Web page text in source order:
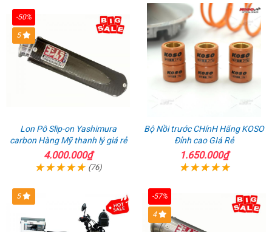
-50%
5
Lon Pô Slip-on Yashimura
carbon Hàng Mỹ thanh lý giá rẻ
4.000.000₫
(76)
Bộ Nồi trước CHínH Hãng KOSO
Đỉnh cao GIá Rẻ
1.650.000₫
5 -57%
4